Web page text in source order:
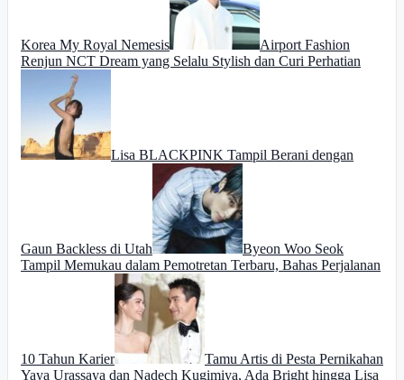
Korea My Royal Nemesis
Airport Fashion
Renjun NCT Dream yang Selalu Stylish dan Curi Perhatian
Lisa BLACKPINK Tampil Berani dengan
Gaun Backless di Utah
Byeon Woo Seok
Tampil Memukau dalam Pemotretan Terbaru, Bahas Perjalanan
10 Tahun Karier
Tamu Artis di Pesta Pernikahan
Yaya Urassaya dan Nadech Kugimiya, Ada Bright hingga Lisa